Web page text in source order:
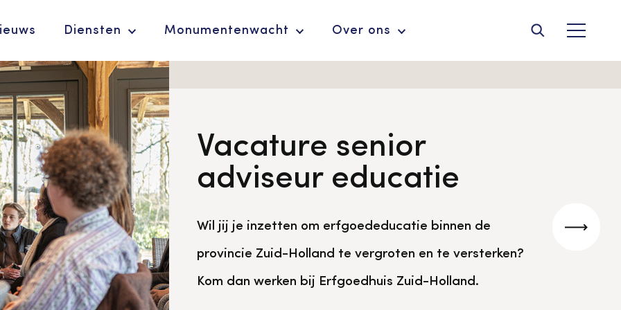
Diensten Monumentenwacht Over ons
Ergoedvrijwilligersprijs
De Erfgoedparel Archeologie
Molens
Advies en
ondersteuning voor
erfgoedinstellingen en musea
Museumplatform Zuid-Holland
Collectiebeheer
Geschiedenis van Zuid-Holland
Veelgestelde vragen
Over de Monumentenwacht
Jaarstukken
Tarieven
Vacature senior
adviseur educatie
Wil jij je inzetten om erfgoededucatie binnen de
provincie Zuid-Holland te vergroten en te versterken?
Kom dan werken bij Erfgoedhuis Zuid-Holland.